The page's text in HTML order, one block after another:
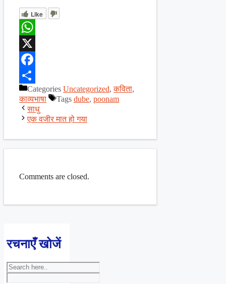
Like
WhatsApp
X
Facebook
ShareCategories Uncategorized,कविता,
काव्यभाषा
Tags dube, poonam
साधु
एक वजीर मात हो गया
Comments are closed.
रचनाएँ खोजें